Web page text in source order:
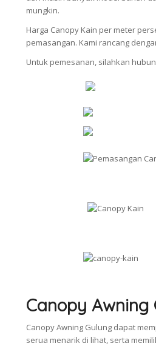
mungkin.
Harga Canopy Kain per meter
pemasangan. Kami rancang
Untuk pemesanan, silahkan
Canopy Awning
Canopy Awning Gulung dapat
serua menarik di lihat, serta